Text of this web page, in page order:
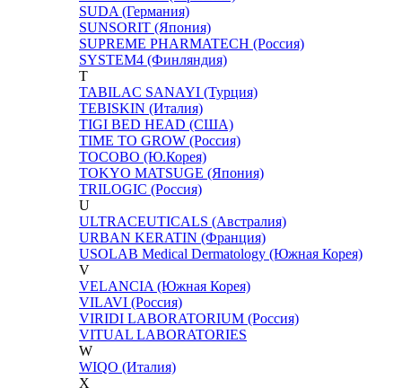
SUDA (Германия)
SUNSORIT (Япония)
SUPREME PHARMATECH (Россия)
SYSTEM4 (Финляндия)
T
TABILAC SANAYI (Турция)
TEBISKIN (Италия)
TIGI BED HEAD (США)
TIME TO GROW (Россия)
TOCOBO (Ю.Корея)
TOKYO MATSUGE (Япония)
TRILOGIC (Россия)
U
ULTRACEUTICALS (Австралия)
URBAN KERATIN (Франция)
USOLAB Medical Dermatology (Южная Корея)
V
VELANCIA (Южная Корея)
VILAVI (Россия)
VIRIDI LABORATORIUM (Россия)
VITUAL LABORATORIES
W
WIQO (Италия)
X